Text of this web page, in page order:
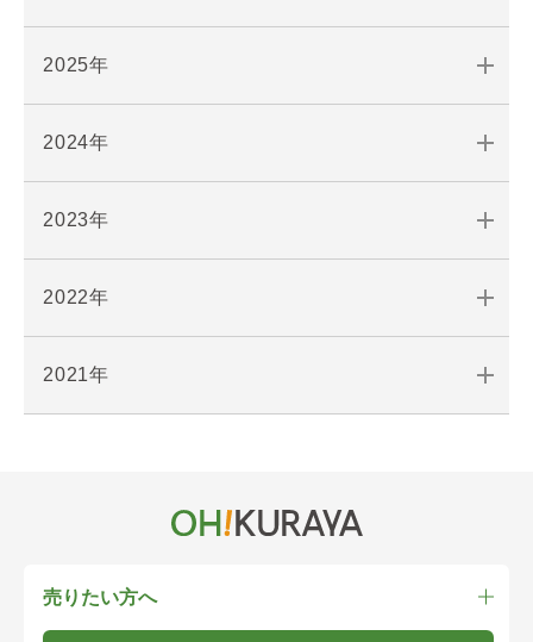
2025年
2024年
2023年
2022年
2021年
売りたい方へ